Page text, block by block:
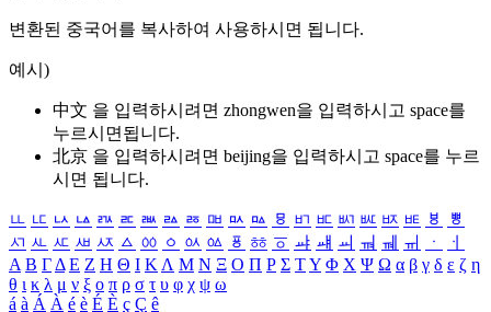
변환된 중국어를 복사하여 사용하시면 됩니다.
예시)
中文 을 입력하시려면 zhongwen을 입력하시고 space를
누르시면됩니다.
北京 을 입력하시려면 beijing을 입력하시고 space를 누르
시면 됩니다.
ㅥ ㅦ ㅧ ㅨ ㅩ ㅪ ㅫ ㅬ ㅭ ㅮ ㅯ ㅰ ㅱ ㅲ ㅳ ㅴ ㅵ ㅶ ㅷ ㅸ
ㅹ
ㅺ ㅻ ㅼ ㅽ ㅾ ㅿ ㆀ ㆁ ㆂ ㆃ ㆄ ㆅ ㆆ ㆇ ㆈ ㆉ ㆊ ㆋ ㆌ ㆍ
ㆎ
Α Β ΓΔ Ε Ζ Η Θ Ι ΚΛ Μ Ν Ξ Ο Π Ρ Σ ΤΥ Φ Χ Ψ Ω α β γ δ ε ζ η
θ ι κ λ μ ν ξ ο π ρ σ τ υ φ χ ψ ω
á à Á À é è É È ç Ç ê